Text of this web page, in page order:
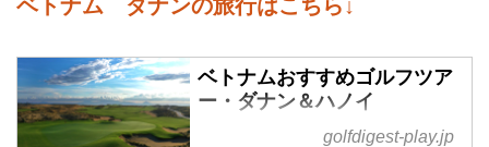
ベトナム ダナンの旅行はこちら↓
ベトナムおすすめゴルフツア
ー・ダナン＆ハノイ
ベトナム中部のビーチリゾート・
golfdigest-play.jp